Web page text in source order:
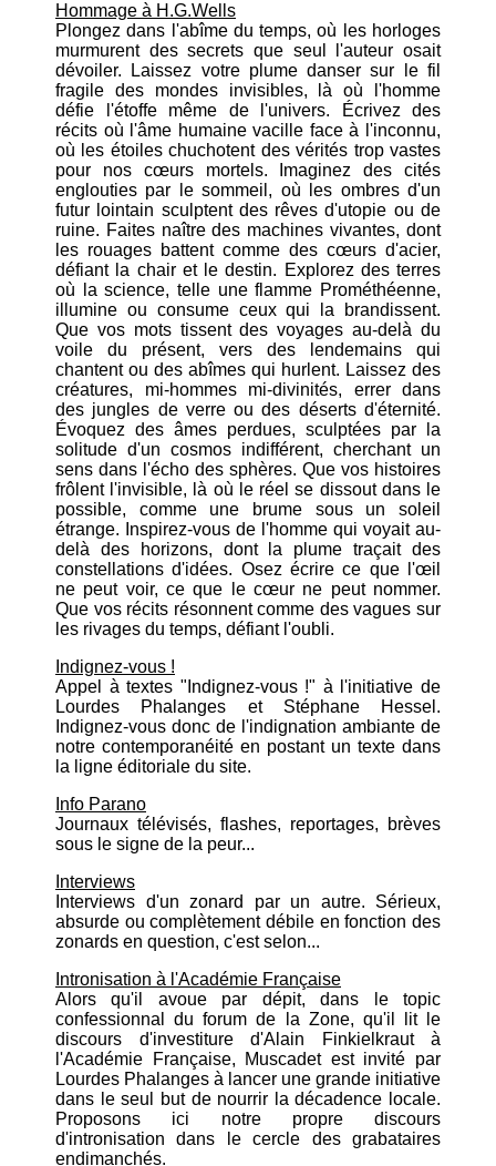
Hommage à H.G.Wells
Plongez dans l'abîme du temps, où les horloges
murmurent des secrets que seul l'auteur osait
dévoiler. Laissez votre plume danser sur le fil
fragile des mondes invisibles, là où l'homme
défie l'étoffe même de l'univers. Écrivez des
récits où l'âme humaine vacille face à l'inconnu,
où les étoiles chuchotent des vérités trop vastes
pour nos cœurs mortels. Imaginez des cités
englouties par le sommeil, où les ombres d'un
futur lointain sculptent des rêves d'utopie ou de
ruine. Faites naître des machines vivantes, dont
les rouages battent comme des cœurs d'acier,
défiant la chair et le destin. Explorez des terres
où la science, telle une flamme Prométhéenne,
illumine ou consume ceux qui la brandissent.
Que vos mots tissent des voyages au-delà du
voile du présent, vers des lendemains qui
chantent ou des abîmes qui hurlent. Laissez des
créatures, mi-hommes mi-divinités, errer dans
des jungles de verre ou des déserts d'éternité.
Évoquez des âmes perdues, sculptées par la
solitude d'un cosmos indifférent, cherchant un
sens dans l'écho des sphères. Que vos histoires
frôlent l'invisible, là où le réel se dissout dans le
possible, comme une brume sous un soleil
étrange. Inspirez-vous de l'homme qui voyait au-
delà des horizons, dont la plume traçait des
constellations d'idées. Osez écrire ce que l'œil
ne peut voir, ce que le cœur ne peut nommer.
Que vos récits résonnent comme des vagues sur
les rivages du temps, défiant l'oubli.
Indignez-vous !
Appel à textes "Indignez-vous !" à l'initiative de
Lourdes Phalanges et Stéphane Hessel.
Indignez-vous donc de l'indignation ambiante de
notre contemporanéité en postant un texte dans
la ligne éditoriale du site.
Info Parano
Journaux télévisés, flashes, reportages, brèves
sous le signe de la peur...
Interviews
Interviews d'un zonard par un autre. Sérieux,
absurde ou complètement débile en fonction des
zonards en question, c'est selon...
Intronisation à l'Académie Française
Alors qu'il avoue par dépit, dans le topic
confessionnal du forum de la Zone, qu'il lit le
discours d'investiture d'Alain Finkielkraut à
l'Académie Française, Muscadet est invité par
Lourdes Phalanges à lancer une grande initiative
dans le seul but de nourrir la décadence locale.
Proposons ici notre propre discours
d'intronisation dans le cercle des grabataires
endimanchés.